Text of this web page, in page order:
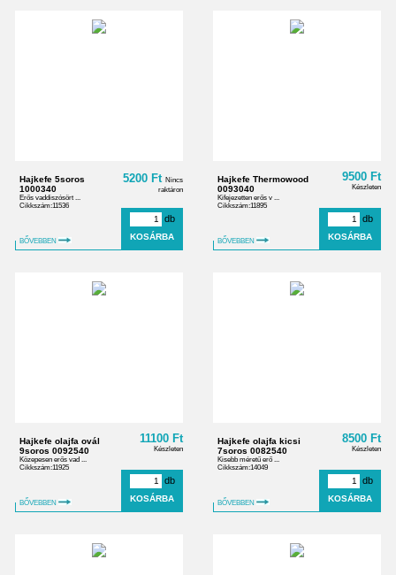
Hajkefe 5soros
1000340
Erős vaddiszósört ...
Cikkszám:11536
BŐVEBBEN
5200 Ft Nincs
raktáron
db
Hajkefe Thermowood
0093040
Kifejezetten erős v ...
Cikkszám:11895
BŐVEBBEN
9500 Ft
Készleten
db
Hajkefe olajfa ovál
9soros 0092540
Közepesen erős vad ...
Cikkszám:11925
BŐVEBBEN
11100 Ft
Készleten
db
Hajkefe olajfa kicsi
7soros 0082540
Kisebb méretű erő ...
Cikkszám:14049
BŐVEBBEN
8500 Ft
Készleten
db